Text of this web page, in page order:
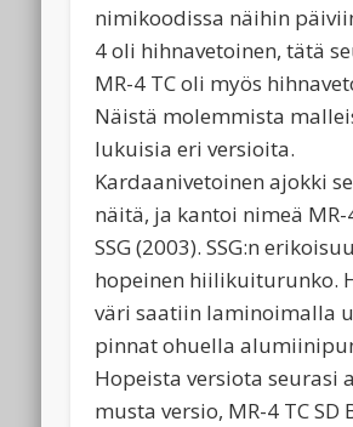
nimikoodissa näihin
4 oli hihnavetoinen, tätä
MR-4 TC oli myös
Näistä molemmista
lukuisia eri versioita.
Kardaanivetoinen ajokki
näitä, ja kantoi nimeä MR-
SSG (2003). SSG:n
hopeinen hiilikuiturunko.
väri saatiin laminoimalla
pinnat ohuella
Hopeista versiota seurasi
musta versio, MR-4 TC SD